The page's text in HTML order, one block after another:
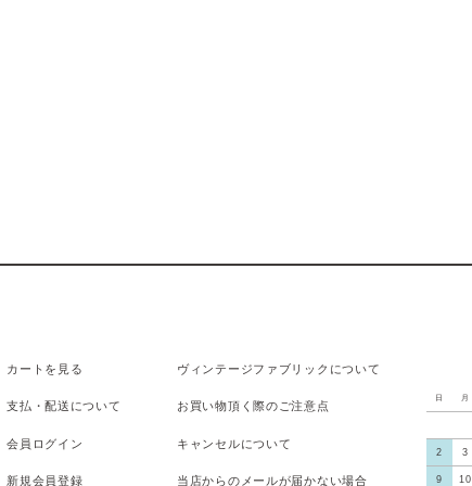
カートを見る
支払 ・配送について
会員ログイン
新規会員登録
ヴィンテージファブリックについて
お買い物頂く際のご注意点
キャンセルについて
当店からのメールが届かない場合
日 月
2 3
9 10